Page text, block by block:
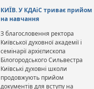
КИЇВ. У КДАіС триває прийом
на навчання
З благословення ректора
Київської духовної академії і
семінарії архієпископа
Білогородського Сильвестра
Київські духовні школи
продовжують прийом
документів для вступу на